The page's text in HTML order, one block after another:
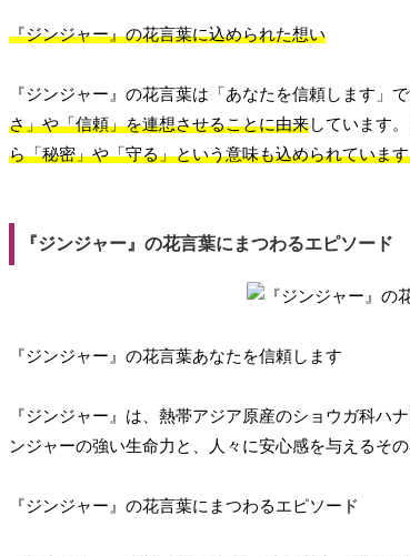
『ジンジャー』の花言葉に込められた想い
『ジンジャー』の花言葉は「あなたを信頼します」
さ」や「信頼」を連想させることに由来しています
ら「秘密」や「守る」という意味も込められていま
『ジンジャー』の花言葉にまつわるエピソード
『ジンジャー』の花言葉あなたを信頼します
『ジンジャー』は、熱帯アジア原産のショウガ科ハ
ンジャーの強い生命力と、人々に安心感を与えるそ
『ジンジャー』の花言葉にまつわるエピソード